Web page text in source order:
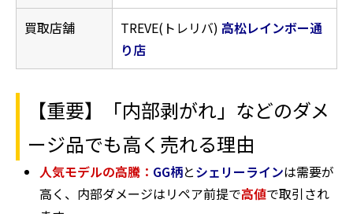
買取店舗 TREVE(トレリバ) 高松レインボー通
り店
【重要】「内部剥がれ」などのダメ
ージ品でも高く売れる理由
人気モデルの高騰： GG柄とシェリーラインは需要が
高く、内部ダメージはリペア前提で高値で取引され